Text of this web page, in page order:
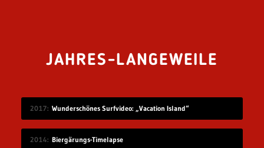
JAHRES-LANGEWEILE
2017 Wunderschönes Surfvideo: „Vacation Island“
2014 Biergärungs-Timelapse